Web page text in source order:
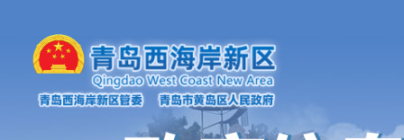
社会公益事业
教育体育